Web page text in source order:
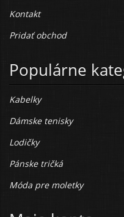
Kontakt
Pridať obchod
Populárne
Kabelky
Dámske tenisky
Lodičky
Pánske tričká
Móda pre moletky